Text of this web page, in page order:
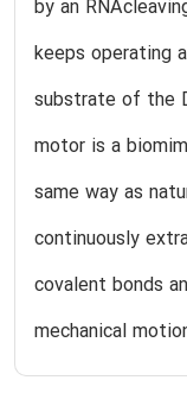
by an
keeps operating
substrate of the
motor is a
same way as
continuously
covalent bonds
mechanical